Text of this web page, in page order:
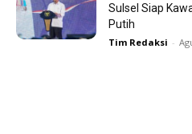
Sulsel Siap
Putih
Tim Redaksi -